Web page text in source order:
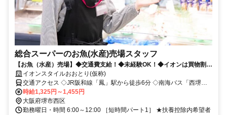
総合スーパーのお魚(水産)売場スタッフ
【お魚（水産）売場】◆交通費支給！◆未経験OK！◆イオンは買物割引
制度など福利厚生が充実しています♪
イオンスタイルおおとり(仮称)
交通アクセス ◇JR阪和線「鳳」駅から徒歩6分 ◇南海バス「西堺警
察署前」バス停から徒歩1分
時給1,325円～1,455円
大阪府堺市西区
勤務曜日・時間 6:00～12:00 ［短時間パート1］ ★扶養控除内希望者